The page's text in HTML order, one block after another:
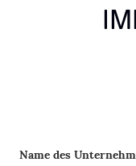
Name des